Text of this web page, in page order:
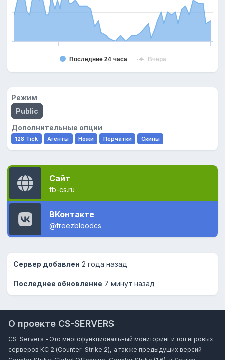
Последние 24 часа Вчера
Режим
Public
Дополнительные опции
128 Tick Агенты Ножи Перчатки Скины
Сайт
fb-cs.ru
ВКонтакте
@freezbloodcs
Сервер добавлен 2 года назад
Последнее обновление 7 минут назад
О проекте CS-SERVERS
CS-Servers - Это многофункциональный мониторинг и топ игровых
серверов КС 2 (Counter-Strike 2), а также предыдущих версий